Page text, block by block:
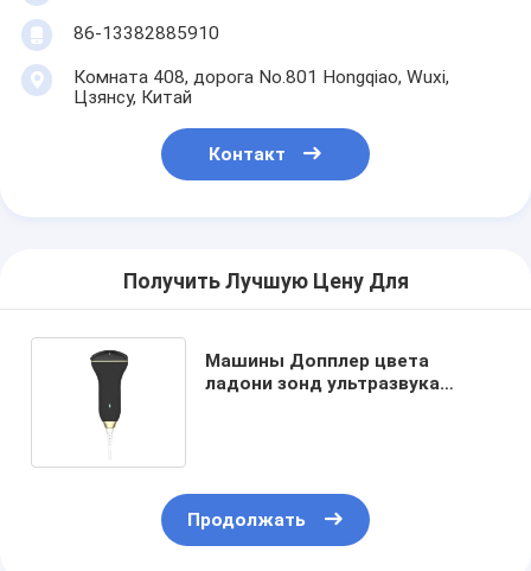
86-13382885910
Комната 408, дорога No.801 Hongqiao, Wuxi,
Цзянсу, Китай
Контакт
Получить Лучшую Цену Для
Машины Допплер цвета
ладони зонд ультразвука
Продолжать